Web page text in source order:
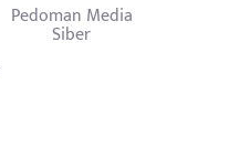
Pedoman Media
Siber